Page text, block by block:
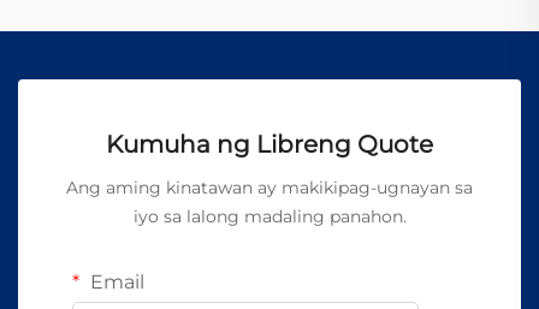
Kumuha ng Libreng Quote
Ang aming kinatawan ay makikipag-ugnayan sa
iyo sa lalong madaling panahon.
Email